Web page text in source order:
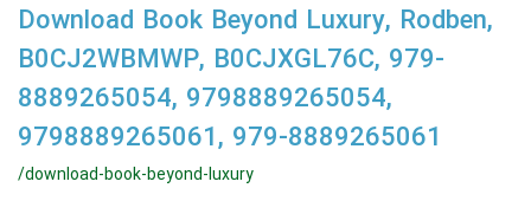
Download Book Beyond Luxury, Rodben,
B0CJ2WBMWP, B0CJXGL76C, 979-
8889265054, 9798889265054,
9798889265061, 979-8889265061
/download-book-beyond-luxury